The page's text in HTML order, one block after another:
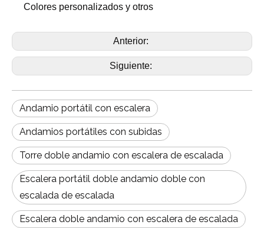
Colores personalizados y otros
Anterior:
Siguiente:
Andamio portátil con escalera
Andamios portátiles con subidas
Torre doble andamio con escalera de escalada
Escalera portátil doble andamio doble con
escalada de escalada
Escalera doble andamio con escalera de escalada